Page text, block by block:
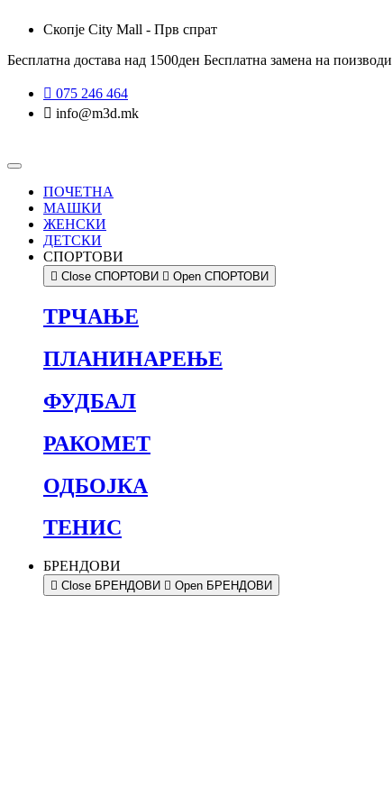
Скопје City Mall - Прв спрат
Бесплатна достава над 1500ден Бесплатна замена на поизводи
075 246 464
info@m3d.mk
ПОЧЕТНА
МАШКИ
ЖЕНСКИ
ДЕТСКИ
СПОРТОВИ
Close СПОРТОВИ Open СПОРТОВИ
ТРЧАЊЕ
ПЛАНИНАРЕЊЕ
ФУДБАЛ
РАКОМЕТ
ОДБОЈКА
ТЕНИС
БРЕНДОВИ
Close БРЕНДОВИ Open БРЕНДОВИ